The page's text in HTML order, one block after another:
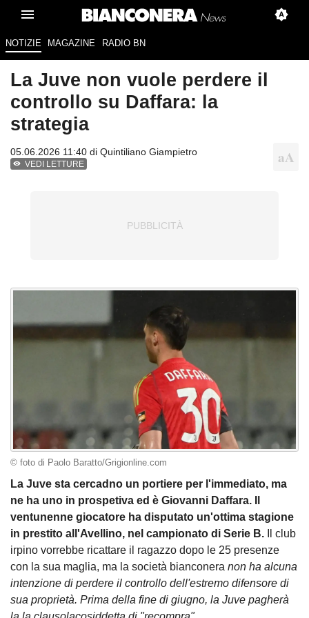
NOTIZIE MAGAZINE RADIO BN
La Juve non vuole perdere il
controllo su Daffara: la
strategia
05.06.2026 11:40 di Quintiliano Giampietro
VEDI LETTURE
© foto di Paolo Baratto/Grigionline.com
La Juve sta cercadno un portiere per l'immediato, ma
ne ha uno in prospetiva ed è Giovanni Daffara. Il
ventunenne giocatore ha disputato un'ottima stagione
in prestito all'Avellino, nel campionato di Serie B. Il club
irpino vorrebbe ricattare il ragazzo dopo le 25 presenze
con la sua maglia, ma la società bianconera non ha alcuna
intenzione di perdere il controllo dell'estremo difensore di
sua proprietà. Prima della fine di giugno, la Juve pagherà